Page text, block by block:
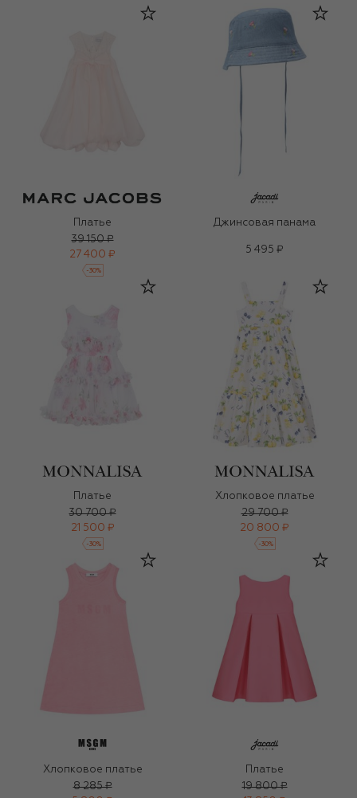
Платье
39 150 ₽
27 400 ₽
-30%
Джинсовая панама
5 495 ₽
Платье
30 700 ₽
21 500 ₽
-30%
Хлопковое платье
29 700 ₽
20 800 ₽
-30%
Хлопковое платье
8 285 ₽
Платье
19 800 ₽